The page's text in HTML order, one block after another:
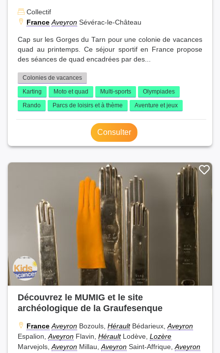
Collectif
France Aveyron Sévérac-le-Château
Cap sur les Gorges du Tarn pour une colonie de vacances
quad au printemps. Ce séjour sportif en France propose
des séances de quad encadrées par des...
Colonies de vacances
Karting
Moto et quad Multi-sports
Olympiades
Rando
Parcs de loisirs et à thème Aventure et jeux
Consulter
Découvrez le MUMIG et le site
archéologique de la Graufesenque
France Aveyron Bozouls, HéraultBédarieux, Aveyron
Espalion, Aveyron Flavin, HéraultLodève, Lozère
Marvejols, Aveyron Millau, Aveyron Saint-Affrique, Aveyron